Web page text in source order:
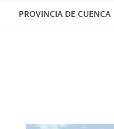
PROVINCIA DE CUENCA